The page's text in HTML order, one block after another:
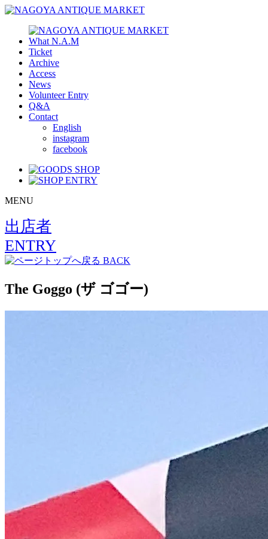
What N.A.M
Ticket
Archive
Access
News
Volunteer Entry
Q&A
Contact
English
instagram
facebook
MENU
出店者
ENTRY
BACK
The Goggo (ザ ゴゴー)